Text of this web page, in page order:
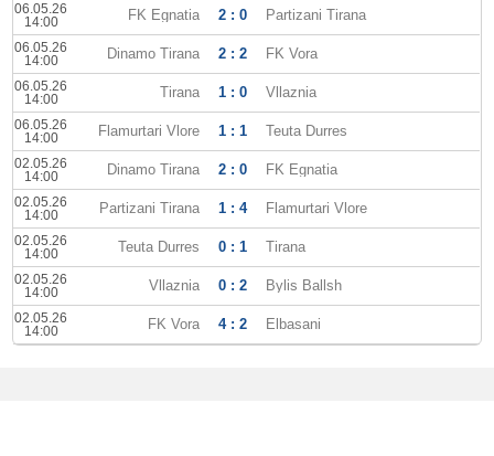
06.05.26
14:00
FK Egnatia 2 : 0 Partizani Tirana
06.05.26
14:00
Dinamo Tirana 2 : 2 FK Vora
06.05.26
14:00
Tirana 1 : 0 Vllaznia
06.05.26
14:00
Flamurtari Vlore 1 : 1 Teuta Durres
02.05.26
14:00
Dinamo Tirana 2 : 0 FK Egnatia
02.05.26
14:00
Partizani Tirana 1 : 4 Flamurtari Vlore
02.05.26
14:00
Teuta Durres 0 : 1 Tirana
02.05.26
14:00
Vllaznia 0 : 2 Bylis Ballsh
02.05.26
14:00
FK Vora 4 : 2 Elbasani